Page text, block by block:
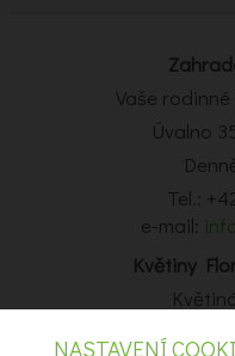
Vaše
Úvalno
Tel.:
e-mail:
Květiny
Obchodní centrum
NASTAVENÍ